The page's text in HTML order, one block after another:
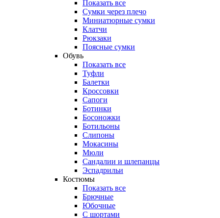
Показать все
Сумки через плечо
Миниатюрные cумки
Клатчи
Рюкзаки
Поясные сумки
Обувь
Показать все
Туфли
Балетки
Кроссовки
Сапоги
Ботинки
Босоножки
Ботильоны
Слипоны
Мокасины
Мюли
Сандалии и шлепанцы
Эспадрильи
Костюмы
Показать все
Брючные
Юбочные
С шортами